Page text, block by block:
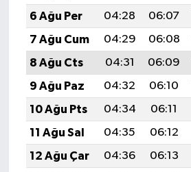
6 Ağu Per
04:28 06:07
7 Ağu Cum
04:29 06:08
8 Ağu Cts
04:31 06:09
9 Ağu Paz
04:32 06:10
10 Ağu Pts
04:34 06:11
11 Ağu Sal
04:35 06:12
12 Ağu Çar
04:36 06:13